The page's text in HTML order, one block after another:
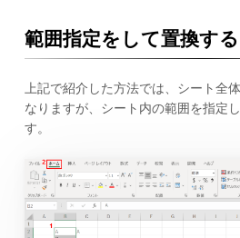
範囲指定をして置換する
上記で紹介した方法では、シート全
なりますが、シート内の範囲を指定
す。